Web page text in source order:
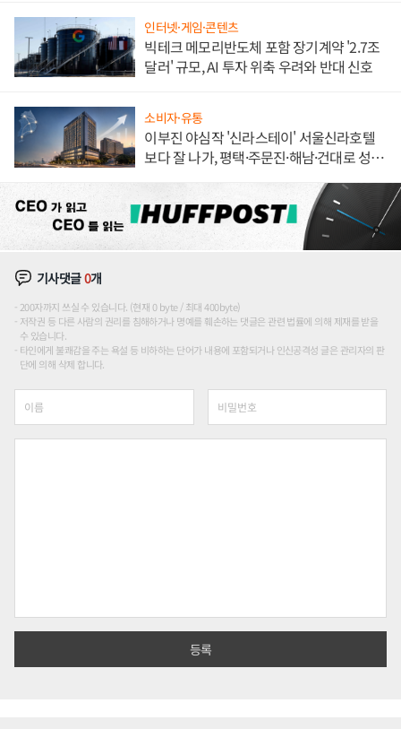
인터넷·게임·콘텐츠
빅테크 메모리반도체 포함 장기계약 '2.7조
달러' 규모, AI 투자 위축 우려와 반대 신호
소비자·유통
이부진 야심작 '신라스테이' 서울신라호텔
보다 잘 나가, 평택·주문진·해남·건대로 성
기사댓글0개
200자까지 쓰실 수 있습니다. (현재 0 byte / 최대 400byte)
저작권 등 다른 사람의 권리를 침해하거나 명예를 훼손하는 댓글은 관련 법률에 의해 제재를 받을
수 있습니다.
타인에게 불쾌감을 주는 욕설 등 비하하는 단어가 내용에 포함되거나 인신공격성 글은 관리자의 판
단에 의해 삭제 합니다.